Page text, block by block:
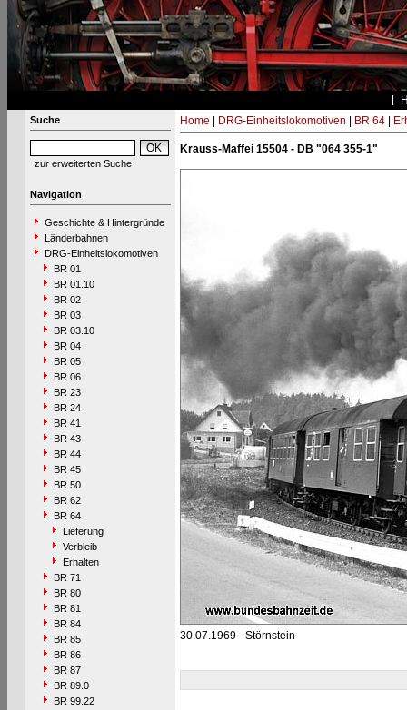
Suche
zur erweiterten Suche
Navigation
Geschichte & Hintergründe
Länderbahnen
DRG-Einheitslokomotiven
BR 01
BR 01.10
BR 02
BR 03
BR 03.10
BR 04
BR 05
BR 06
BR 23
BR 24
BR 41
BR 43
BR 44
BR 45
BR 50
BR 62
BR 64
Lieferung
Verbleib
Erhalten
BR 71
BR 80
BR 81
BR 84
BR 85
BR 86
BR 87
BR 89.0
BR 99.22
Home DRG-Einheitslokomotiven BR 64|
Krauss-Maffei 15504 - DB "064 355-1"
30.07.1969 - Störnstein